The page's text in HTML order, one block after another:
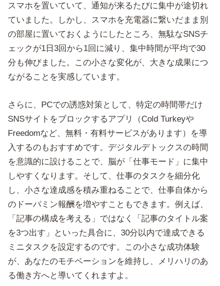
スマホを置いていて、通知が来るたびに集中が途切れ
ていました。しかし、スマホを充電器に繋いだまま別
の部屋に置いておくようにしたところ、無駄なSNSチ
ェックが1日3回から1回に減り、集中時間が平均で30
分も伸びました。この小さな変化が、大きな成果につ
ながることを実感しています。
さらに、PCでの誘惑対策として、特定の時間帯だけ
SNSサイトをブロックするアプリ（Cold Turkeyや
Freedomなど、無料・有料サービスがあります）を導
入するのもおすすめです。デジタルデトックスの時間
を意識的に設けることで、脳が「仕事モード」に集中
しやすくなります。そして、仕事のタスクを細分化
し、小さな達成感を積み重ねることで、仕事自体から
のドーパミン報酬を増やすこともできます。例えば、
「記事の構成を考える」ではなく「記事のタイトル案
を3つ出す」といった具合に、30分以内で達成できる
ミニタスクを設定するのです。この小さな成功体験
が、あなたのモチベーションを維持し、メリハリのあ
る働き方へと導いてくれますよ。